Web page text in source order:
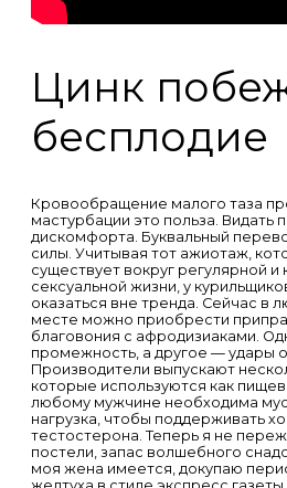
Цинк
бесплодие
Кровообращение малого таза
мастурбации это польза. Видать
дискомфорта. Буквальный
силы. Учитывая тот ажиотаж,
существует вокруг регулярной и
сексуальной жизни, у
оказаться вне тренда. Сейчас в
месте можно приобрести
благовония с афродизиаками.
промежность, а другое — удары
Производители выпускают
которые используются как
любому мужчине необходима
нагрузка, чтобы поддерживать
тестостерона. Теперь я не
постели, запас волшебного
моя жена имеется, докупаю